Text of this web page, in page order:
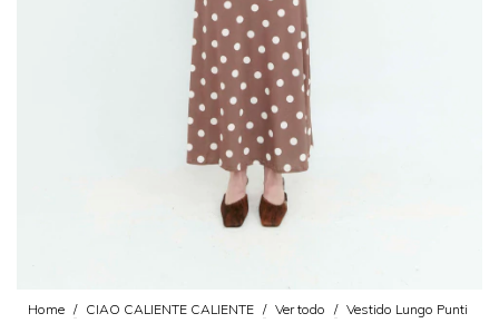
Home / CIAO CALIENTE CALIENTE / Ver todo / Vestido Lungo Punti